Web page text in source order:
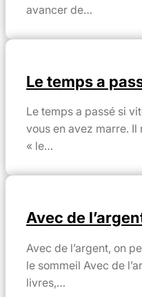
avancer de…
Le temps a
Le temps a passé si
vous en avez marre. Il
« le…
Avec de
Avec de l’argent, on
le sommeil Avec de
livres,…